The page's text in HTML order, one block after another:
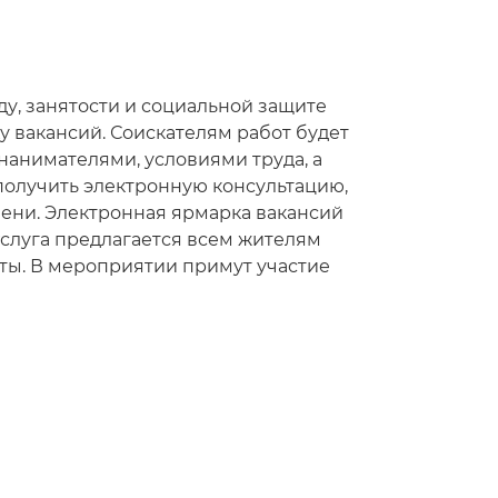
занятости и социальной защите
Соискателям работ будет
условиями труда, а
электронную консультацию,
Электронная ярмарка вакансий
предлагается всем жителям
В мероприятии примут участие